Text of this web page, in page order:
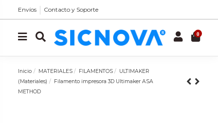
Envíos Contacto y Soporte
0
Inicio MATERIALES FILAMENTOS
ULTIMAKER
(Materiales)
Filamento impresora 3D Ultimaker ASA
METHOD